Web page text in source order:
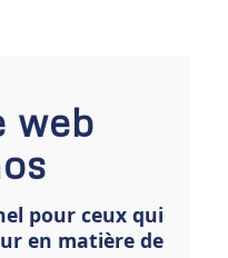
web
pour ceux qui
en matière de